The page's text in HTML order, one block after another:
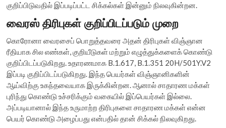
குறிப்பிடுவதில் இப்படிப்பட்ட சிக்கல்கள் இன்னும் நிலவுகின்றன.
வைரஸ் திரிபுகள் குறிப்பிடப்படும் முறை
கொரோனா வைரசைப் பொறுத்தவரை அதன் திரிபுகள் விஞ்ஞான
ரீதியாக சில எண்கள், குறியீடுகள் மற்றும் எழுத்துக்களைக் கொண்டு
குறிப்பிடப்படுகிறது. உதாரணமாக B.1.617, B.1.351 20H/501Y.V2
இப்படி குறிப்பிடப்படுகிறது. இந்த பெயர்கள் விஞ்ஞானிகளின்
ஆய்விற்கு உகந்தவையாக இருக்கின்றன. ஆனால் சாதாரண மக்கள்
புரிந்து கொண்டு உச்சரிக்கும் வகையில் இப்பெயர்கள் இல்லை.
அப்படியானால் இந்த உருமாற்ற திரிபுகளை சாதாரண மக்கள் என்ன
பெயர் கொண்டு அழைப்பது என்பதில் தான் சிக்கல் நிலவுகிறது.